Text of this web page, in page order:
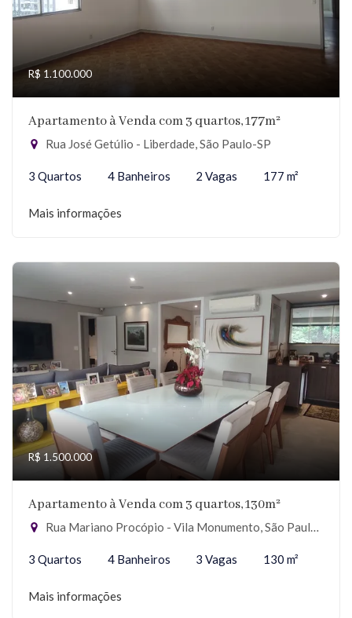
R$ 1.100.000
Apartamento à Venda com 3 quartos, 177m²
Rua José Getúlio - Liberdade, São Paulo-SP
3 Quartos 4 Banheiros 2 Vagas 177 m²
Mais informações
R$ 1.500.000
Apartamento à Venda com 3 quartos, 130m²
Rua Mariano Procópio - Vila Monumento, São Paulo-SP
3 Quartos 4 Banheiros 3 Vagas 130 m²
Mais informações